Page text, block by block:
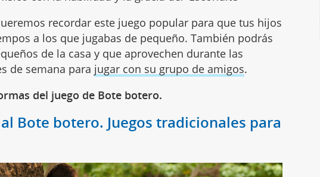
recordar este juego popular para que tus hijos
a los que jugabas de pequeño. También podrás
de la casa y que aprovechen durante las
de semana para jugar con su grupo de amigos.
del juego de Bote botero.
Bote botero. Juegos tradicionales para